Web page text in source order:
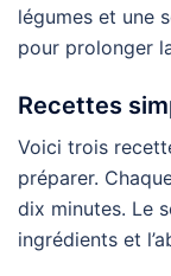
légumes et une
pour prolonger
Recettes
Voici trois
préparer.
dix minutes. Le
ingrédients et